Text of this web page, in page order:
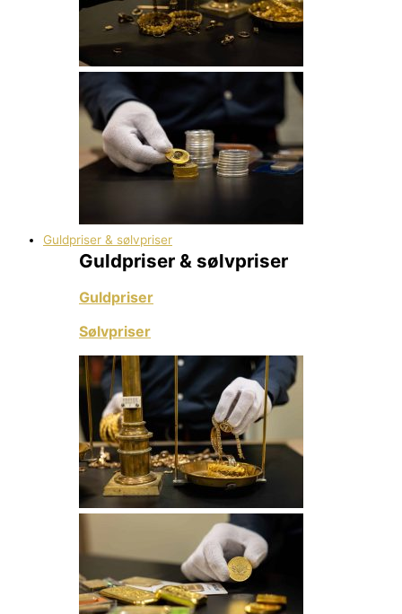
Guldpriser & sølvpriser
Guldpriser & sølvpriser
Guldpriser
Sølvpriser